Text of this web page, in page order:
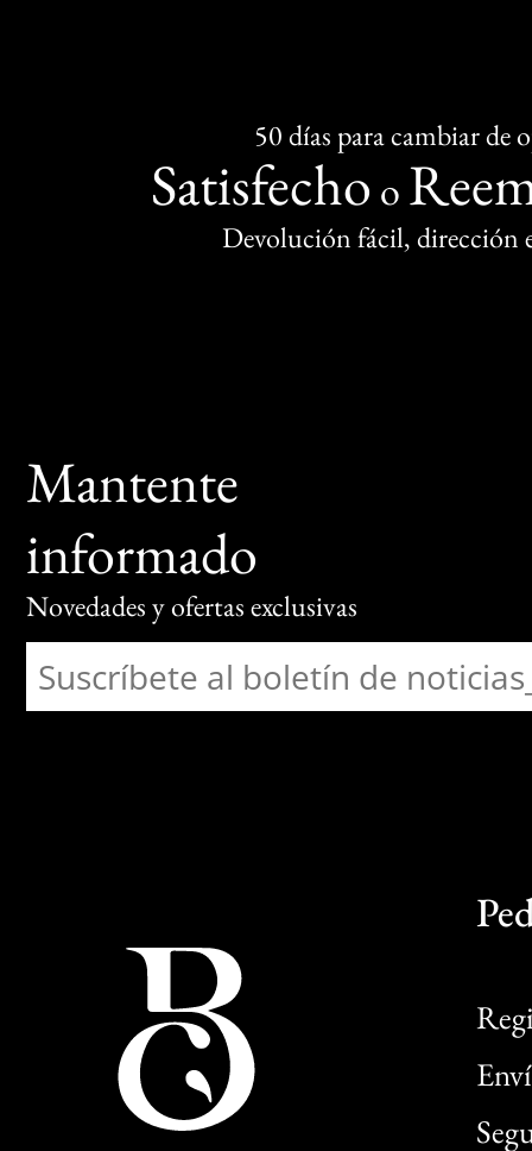
50 días para cambiar de
Satisfecho o
Devolución fácil, dirección
Mantente
informado
Novedades y ofertas exclusivas